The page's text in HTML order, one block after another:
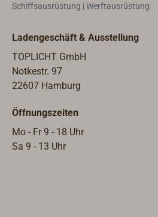
lehnig und
Handhabung.
durch die
(Hohlgeflecht) liegt
Durchmesser des
Tauwerks etwa 15%
220 m Trosse,
Schiffsausrüstung | Werftausrüstung
Ladengeschäft & Ausstellung
TOPLICHT GmbH
Notkestr. 97
22607 Hamburg
Öffnungszeiten
Mo - Fr 9 - 18 Uhr
Sa 9 - 13 Uhr